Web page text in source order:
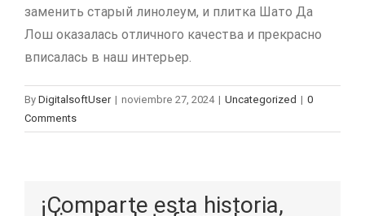
заменить старый линолеум, и плитка Шато Да
Лош оказалась отличного качества и прекрасно
вписалась в наш интерьер.
By DigitalsoftUser | noviembre 27, 2024 | Uncategorized | 0
Comments
¡Comparte esta historia,